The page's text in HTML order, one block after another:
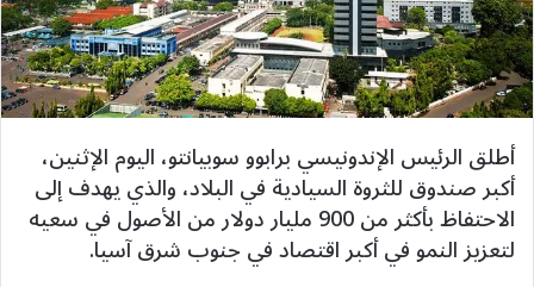
أطلق الرئيس الإندونيسي برابوو سوبيانتو، اليوم الإثنين،
أكبر صندوق للثروة السيادية في البلاد، والذي يهدف إلى
الاحتفاظ بأكثر من 900 مليار دولار من الأصول في سعيه
لتعزيز النمو في أكبر اقتصاد في جنوب شرق آسيا.